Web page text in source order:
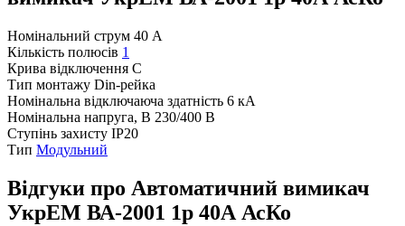
Номінальний струм 40 А
Кількість полюсів 1
Крива відключення C
Тип монтажу Din-рейка
Номінальна відключаюча здатність 6 кА
Номінальна напруга, В 230/400 В
Ступінь захисту IP20
Тип Модульний
Відгуки про Автоматичний вимикач
УкрЕМ ВА-2001 1р 40А АсКо